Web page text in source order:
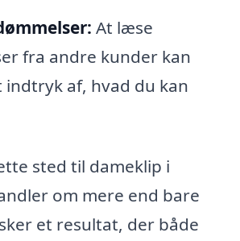
At læse
fra andre kunder kan
indtryk af, hvad du kan
sted til dameklip i
om mere end bare
et resultat, der både